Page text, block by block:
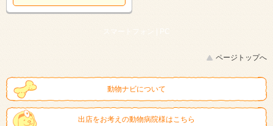
スマートフォン | PC
ページトップへ
動物ナビについて
出店をお考えの動物病院様はこちら